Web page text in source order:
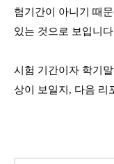
험기간이 아니기 때
있는 것으로 보입니
시험 기간이자 학기
상이 보일지, 다음 리